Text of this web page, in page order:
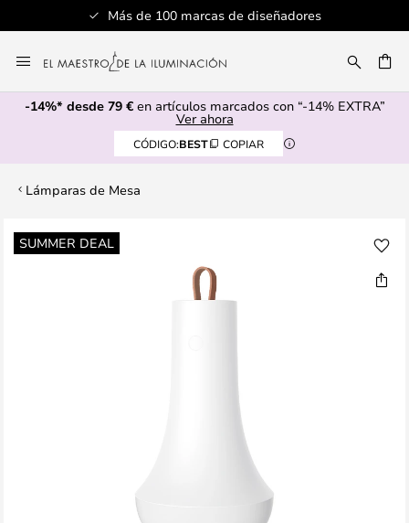
Más de 100 marcas de diseñadores
al
contenido
-14%* desde 79 €en artículos marcados con “-14% EXTRA”
Ver ahora
CÓDIGO:BEST COPIAR
Lámparas de Mesa
SUMMER DEAL
Saltar
al